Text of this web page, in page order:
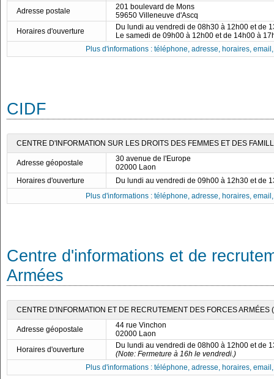
Adresse postale
201 boulevard de Mons
59650 Villeneuve d'Ascq
Horaires d'ouverture
Du lundi au vendredi de 08h30 à 12h00 et de
Le samedi de 09h00 à 12h00 et de 14h00 à
Plus d'informations : téléphone, adresse, horaires,
CIDF
CENTRE D'INFORMATION SUR LES DROITS DES FEMMES ET DES
Adresse géopostale
30 avenue de l'Europe
02000 Laon
Horaires d'ouverture
Du lundi au vendredi de 09h00 à 12h30 et de
Plus d'informations : téléphone, adresse, horaires,
Centre d'informations et de
Armées
CENTRE D'INFORMATION ET DE RECRUTEMENT DES FORCES ARMÉES
Adresse géopostale
44 rue Vinchon
02000 Laon
Horaires d'ouverture
Du lundi au vendredi de 08h00 à 12h00 et de
(Note: Fermeture à 16h le vendredi.)
Plus d'informations : téléphone, adresse, horaires,